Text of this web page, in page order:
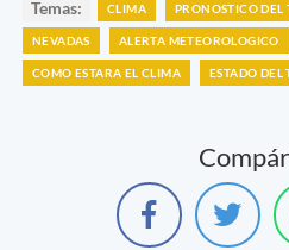
Temas: CLIMA PRONOSTICO DEL
NEVADAS ALERTA METEOROLOGICO
COMO ESTARA EL CLIMA ESTADO DEL